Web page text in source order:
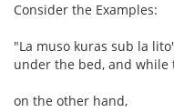
Consider the Examples:
"La muso kuras sub la
under the bed, and
on the other hand,